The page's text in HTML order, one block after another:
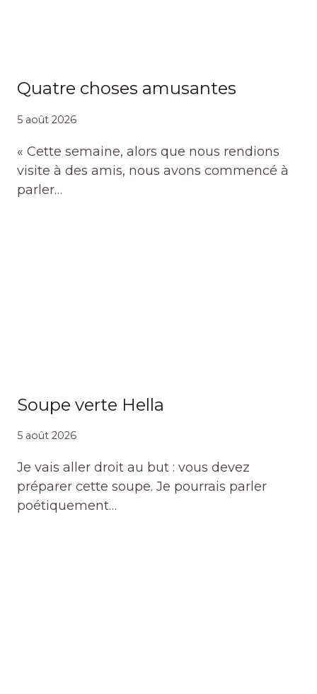
Quatre choses amusantes
5 août 2026
« Cette semaine, alors que nous rendions
visite à des amis, nous avons commencé à
parler…
Soupe verte Hella
5 août 2026
Je vais aller droit au but : vous devez
préparer cette soupe. Je pourrais parler
poétiquement…